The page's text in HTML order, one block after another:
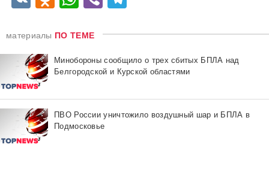
материалы ПО ТЕМЕ
Минобороны сообщило о трех сбитых БПЛА над
Белгородской и Курской областями
ПВО России уничтожило воздушный шар и БПЛА в
Подмосковье